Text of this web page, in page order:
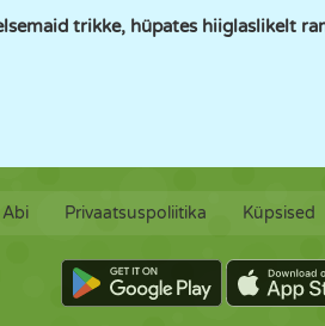
trikke, hüpates hiiglaslikelt
Abi Privaatsuspoliitika Küpsised